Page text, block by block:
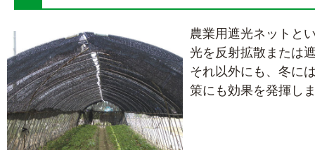
農業用遮光ネットと
光を反射拡散または
それ以外にも、冬に
策にも効果を発揮し